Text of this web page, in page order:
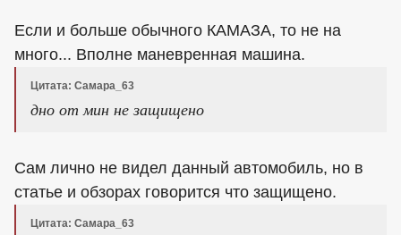
Если и больше обычного КАМАЗА, то не на
много... Вполне маневренная машина.
Цитата: Самара_63
дно от мин не защищено
Сам лично не видел данный автомобиль, но в
статье и обзорах говорится что защищено.
Цитата: Самара_63